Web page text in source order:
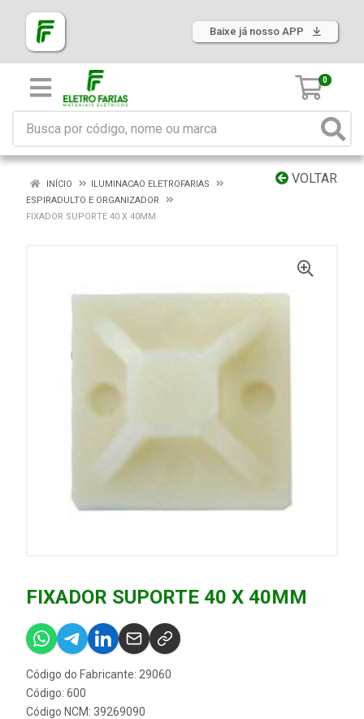
Baixe já nosso APP
0
VOLTAR
INÍCIO
ILUMINACAO ELETROFARIAS
ESPIRADULTO E ORGANIZADOR
FIXADOR SUPORTE 40 X 40MM
FIXADOR SUPORTE 40 X 40MM
Código do Fabricante: 29060
Código: 600
Código NCM: 39269090